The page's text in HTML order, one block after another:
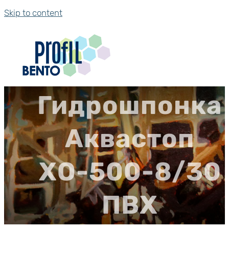
Skip to content
Гидрошпонка
Аквастоп
ХО-500-8/30
ПВХ